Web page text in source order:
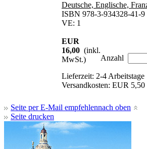
Deutsche, Englische,
ISBN 978-3-934328-41-9
VE: 1
EUR
16,00 (inkl.
MwSt.)
Anzahl
Lieferzeit: 2-4 Arbeitstage
Versandkosten: EUR
Seite per E-Mail empfehlen
Seite drucken
nach oben